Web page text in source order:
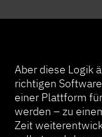
Aber diese Logik
richtigen
einer Plattform
werden – zu
Zeit